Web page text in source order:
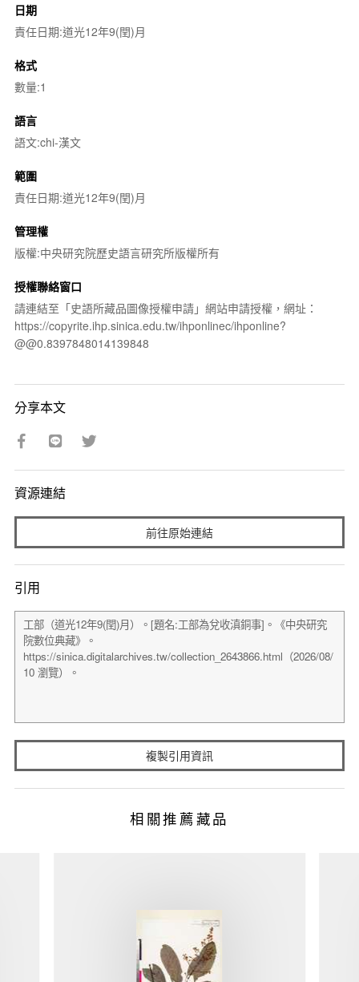
日期
責任日期:道光12年9(閏)月
格式
數量:1
語言
語文:chi-漢文
範圍
責任日期:道光12年9(閏)月
管理權
版權:中央研究院歷史語言研究所版權所有
授權聯絡窗口
請連結至「史語所藏品圖像授權申請」網站申請授權，網址：
https://copyrite.ihp.sinica.edu.tw/ihponlinec/ihponline?
@@0.8397848014139848
分享本文
資源連結
前往原始連結
引用
複製引用資訊
相關推薦藏品